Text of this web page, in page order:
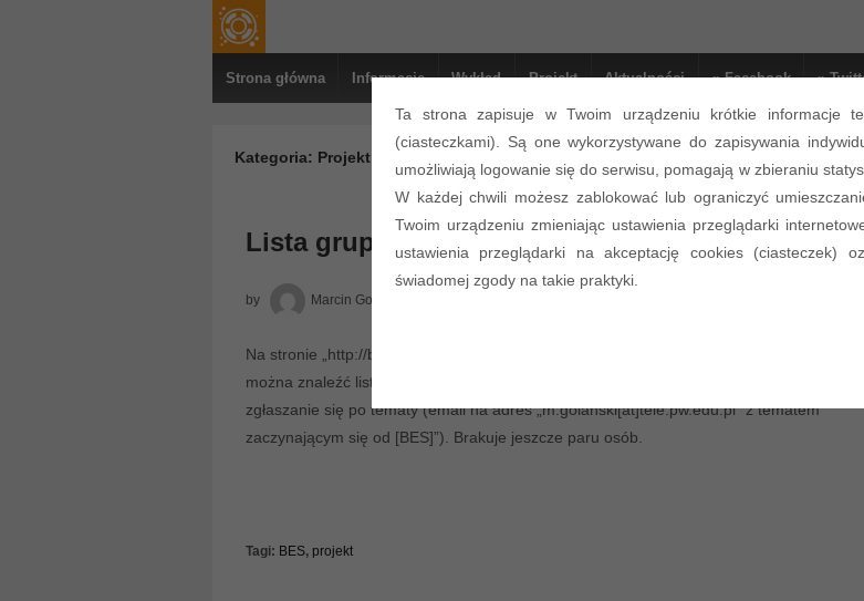
Ta strona zapisuje w Twoim urządzeniu krótkie informacje
(ciasteczkami). Są one wykorzystywane do zapisywania
umożliwiają logowanie się do serwisu, pomagają w zbieraniu
W każdej chwili możesz zablokować lub ograniczyć
Twoim urządzeniu zmieniając ustawienia przeglądarki
ustawienia przeglądarki na akceptację cookies (ciasteczek)
świadomej zgody na takie praktyki.
Strona główna Informacje Wykład Projekt Aktualności » Facebook »
Kategoria: Projekt
Lista grup projektowych
by Marcin Golanski
Na stronie „http://bes.tele.pw.edu.pl/cwiczenia-i-laboratorium/lista-grup-projektowych/”
można znaleźć listę zespołów wraz z przydzielonymi tematami. Bardzo proszę o
zgłaszanie się po tematy (email na adres „m.golanski[at]tele.pw.edu.pl” z tematem
zaczynającym się od [BES]”). Brakuje jeszcze paru osób.
Tagi: BES, projekt